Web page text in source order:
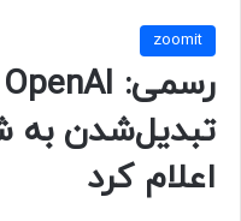
zoomit
تبدیل‌شدن به
اعلام کرد